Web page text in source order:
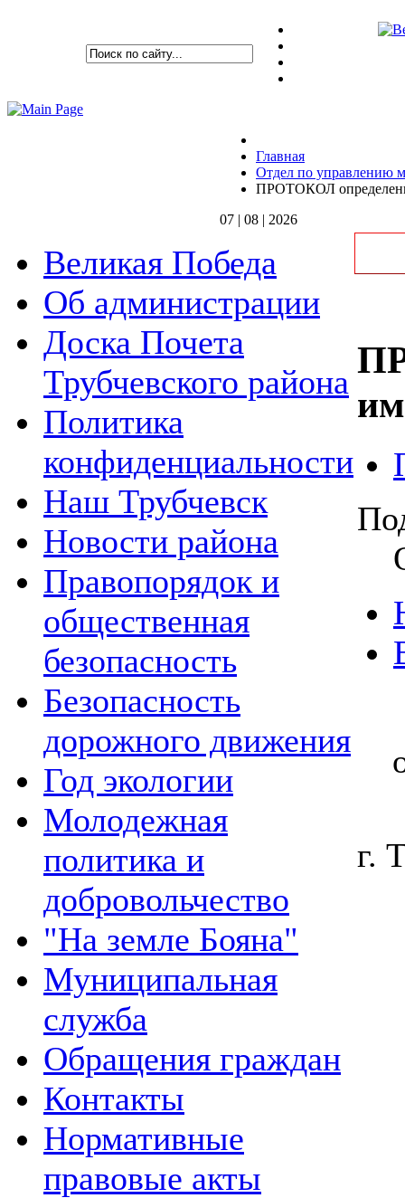
Главная
Отдел по управлению
ПРОТОКОЛ
07 | 08 | 2026
Великая Победа
Об администрации
Доска Почета
Трубчевского района
Политика
конфиденциальности
Наш Трубчевск
Новости района
Правопорядок и
общественная
безопасность
Безопасность
дорожного движения
Год экологии
Молодежная
политика и
добровольчество
"На земле Бояна"
Муниципальная
служба
Обращения граждан
Контакты
Нормативные
правовые акты